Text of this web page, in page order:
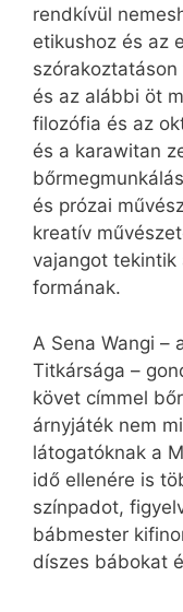
rendkívül
etikushoz és az
és az alábbi öt
filozófia és az
és a karawitan
és prózai
kreatív
vajangot tekintik
formának.
A Sena Wangi –
Titkársága –
követ címmel
árnyjáték nem
látogatóknak a
idő ellenére is
színpadot,
bábmester
díszes bábokat